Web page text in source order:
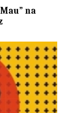
na